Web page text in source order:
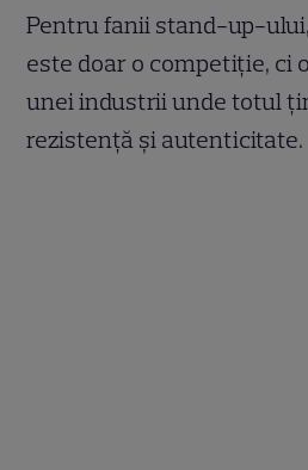
Pentru fanii stand-up-
este doar o competiție, ci
unei industrii unde totul
rezistență și autenticitate.